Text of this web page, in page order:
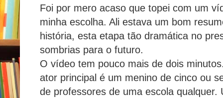
Foi por mero acaso que topei com um
minha escolha. Ali estava um bom
história, esta etapa tão dramática no
sombrias para o futuro.
O vídeo tem pouco mais de dois
ator principal é um menino de cinco ou
de professores de uma escola